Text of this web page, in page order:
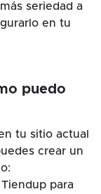
seriedad a
en tu
puedo
tu sitio actual
crear un
para